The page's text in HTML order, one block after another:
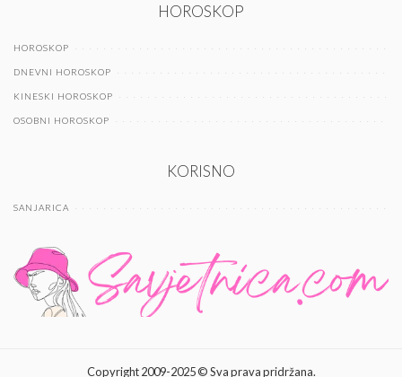
HOROSKOP
HOROSKOP
DNEVNI HOROSKOP
KINESKI HOROSKOP
OSOBNI HOROSKOP
KORISNO
SANJARICA
Copyright 2009-2025 © Sva prava pridržana.